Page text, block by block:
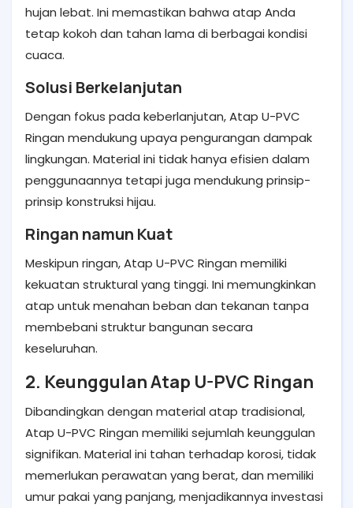
hujan lebat. Ini memastikan bahwa atap Anda
tetap kokoh dan tahan lama di berbagai kondisi
cuaca.
Solusi Berkelanjutan
Dengan fokus pada keberlanjutan, Atap U-PVC
Ringan mendukung upaya pengurangan dampak
lingkungan. Material ini tidak hanya efisien dalam
penggunaannya tetapi juga mendukung prinsip-
prinsip konstruksi hijau.
Ringan namun Kuat
Meskipun ringan, Atap U-PVC Ringan memiliki
kekuatan struktural yang tinggi. Ini memungkinkan
atap untuk menahan beban dan tekanan tanpa
membebani struktur bangunan secara
keseluruhan.
2. Keunggulan Atap U-PVC Ringan
Dibandingkan dengan material atap tradisional,
Atap U-PVC Ringan memiliki sejumlah keunggulan
signifikan. Material ini tahan terhadap korosi, tidak
memerlukan perawatan yang berat, dan memiliki
umur pakai yang panjang, menjadikannya investasi